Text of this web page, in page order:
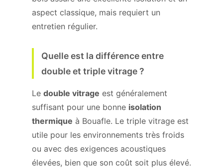
aspect classique, mais requiert un
entretien régulier.
Quelle est la différence entre
double et triple vitrage ?
Le double vitrage est généralement
suffisant pour une bonne isolation
thermique à Bouafle. Le triple vitrage est
utile pour les environnements très froids
ou avec des exigences acoustiques
élevées, bien que son coût soit plus élevé.